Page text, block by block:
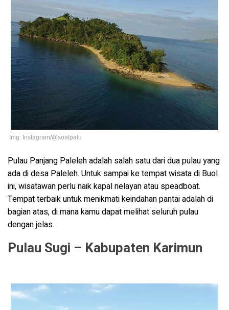
Img: Instagram/@soalpalu
Pulau Panjang Paleleh adalah salah satu dari dua pulau yang
ada di desa Paleleh. Untuk sampai ke tempat wisata di Buol
ini, wisatawan perlu naik kapal nelayan atau speadboat.
Tempat terbaik untuk menikmati keindahan pantai adalah di
bagian atas, di mana kamu dapat melihat seluruh pulau
dengan jelas.
Pulau Sugi – Kabupaten Karimun